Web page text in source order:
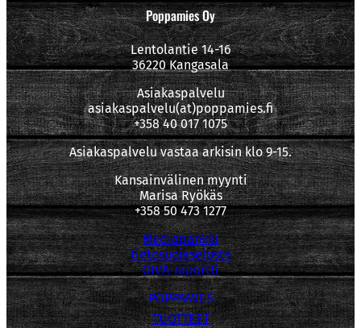
Poppamies Oy
Lentolantie 14-16
36220 Kangasala
Asiakaspalvelu
asiakaspalvelu(at)poppamies.fi
+358 40 017 1075
Asiakaspalvelu vastaa arkisin klo 9-15.
Kansainvälinen myynti
Marisa Ryökäs
+358 50 473 1277
Mediapankki
tietosuojaseloste
OIVA-raportti
POPPAMIES
TUOTTEET